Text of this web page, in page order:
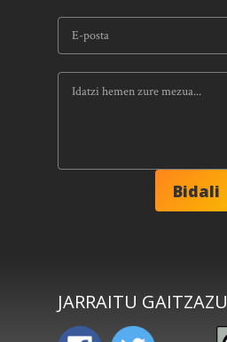
JARRAITU GAITZAZU